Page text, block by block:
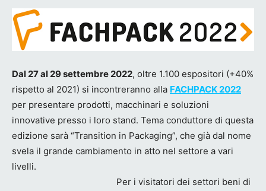
Dal 27 al 29 settembre 2022, oltre 1.100 espositori (+40%
rispetto al 2021) si incontreranno alla FACHPACK 2022
per presentare prodotti, macchinari e soluzioni
innovative presso i loro stand. Tema conduttore di questa
edizione sarà “Transition in Packaging”, che già dal nome
svela il grande cambiamento in atto nel settore a vari
livelli.
Per i visitatori dei settori beni di